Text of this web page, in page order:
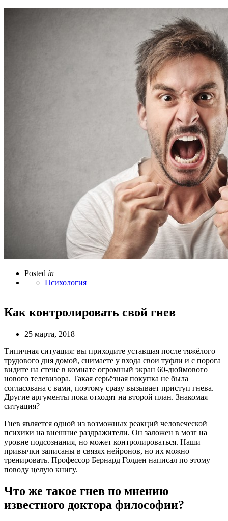
Posted in
Психология
Как контролировать свой гнев
25 марта, 2018
Типичная ситуация: вы приходите уставшая после тяжёлого
трудового дня домой, снимаете у входа свои туфли и с порога
видите на стене в комнате огромный экран 60-дюймового
нового телевизора. Такая серьёзная покупка не была
согласована с вами, поэтому сразу вызывает приступ гнева.
Другие аргументы пока отходят на второй план. Знакомая
ситуация?
Гнев является одной из возможных реакций человеческой
психики на внешние раздражители. Он заложен в мозг на
уровне подсознания, но может контролироваться. Наши
привычки записаны в связях нейронов, но их можно
тренировать. Профессор Бернард Голден написал по этому
поводу целую книгу.
Что же такое гнев по мнению
известного доктора философии?